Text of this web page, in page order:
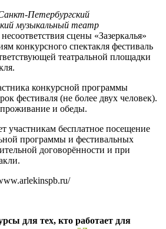
Петербургский
музыкальный театр
сцены «Зазеркалья»
конкурсного спектакля фестиваль
театральной площадки
конкурсной программы
фестиваля (не более двух человек).
и обеды.
участникам бесплатное посещение
программы и фестивальных
договорённости и при
для тех, кто работает для